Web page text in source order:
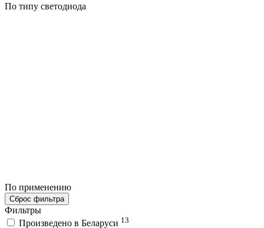
По типу светодиода
По применению
Сброс фильтра
Фильтры
Произведено в Беларуси 13